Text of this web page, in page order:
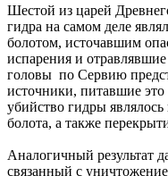
Шестой из царей
гидра на самом деле
болотом, источавшим
испарения и
головы по Сервию
источники, питавшие
убийство гидры
болота, а также
Аналогичный результат
связанный с